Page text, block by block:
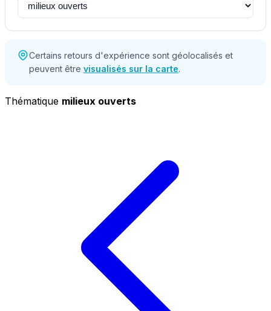
Certains retours d'expérience sont géolocalisés et
peuvent être visualisés sur la carte.
Thématique milieux ouverts